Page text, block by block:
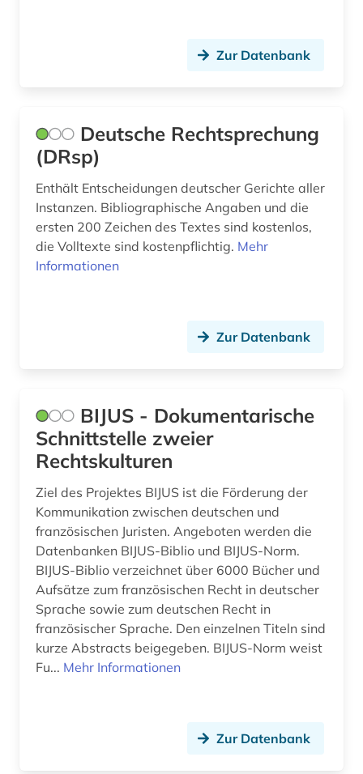
luftfahrt (1)
luzern (2)
länder (1)
menschenrecht (1)
menschenrechte (1)
migration (2)
migrationsrecht (1)
militär (1)
militärwesen (1)
minderheit (1)
Zur Datenbank
Deutsche Rechtsprechung
(DRsp)
Enthält Entscheidungen deutscher Gerichte aller
Instanzen. Bibliographische Angaben und die
ersten 200 Zeichen des Textes sind kostenlos,
die Volltexte sind kostenpflichtig. Mehr
Informationen
Zur Datenbank
BIJUS - Dokumentarische
Schnittstelle zweier
Rechtskulturen
Ziel des Projektes BIJUS ist die Förderung der
Kommunikation zwischen deutschen und
französischen Juristen. Angeboten werden die
Datenbanken BIJUS-Biblio und BIJUS-Norm.
BIJUS-Biblio verzeichnet über 6000 Bücher und
Aufsätze zum französischen Recht in deutscher
Sprache sowie zum deutschen Recht in
französischer Sprache. Den einzelnen Titeln sind
kurze Abstracts beigegeben. BIJUS-Norm weist
Fu... Mehr Informationen
Zur Datenbank